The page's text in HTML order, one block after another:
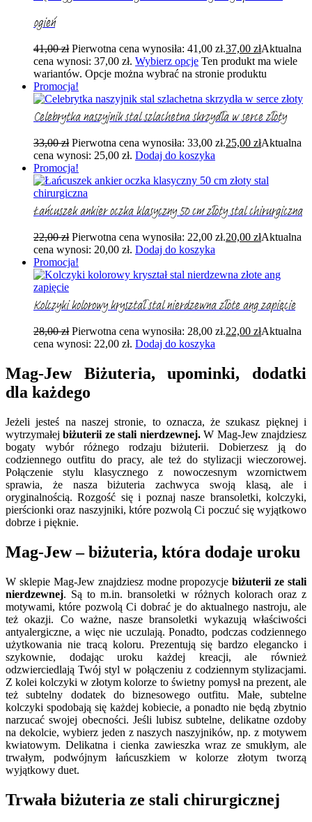
ogień
41,00zł Pierwotna cena wynosiła: 41,00 zł.37,00 złAktualna
cena wynosi: 37,00 zł. Wybierz opcje Ten produkt ma wiele
wariantów. Opcje można wybrać na stronie produktu
Promocja!
Celebrytka naszyjnik stal szlachetna skrzydła w serce złoty
33,00zł Pierwotna cena wynosiła: 33,00 zł.25,00 złAktualna
cena wynosi: 25,00 zł. Dodaj do koszyka
Promocja!
Łańcuszek ankier oczka klasyczny 50 cm złoty stal chirurgiczna
22,00zł Pierwotna cena wynosiła: 22,00 zł.20,00 złAktualna
cena wynosi: 20,00 zł. Dodaj do koszyka
Promocja!
Kolczyki kolorowy kryształ stal nierdzewna złote ang zapięcie
28,00zł Pierwotna cena wynosiła: 28,00 zł.22,00 złAktualna
cena wynosi: 22,00 zł. Dodaj do koszyka
Mag-Jew Biżuteria, upominki, dodatki
dla każdego
Jeżeli jesteś na naszej stronie, to oznacza, że szukasz pięknej i
wytrzymałejbiżuterii ze stali nierdzewnej.W Mag-Jew znajdziesz
bogaty wybór różnego rodzaju biżuterii. Dobierzesz ją do
codziennego outfitu do pracy, ale też do stylizacji wieczorowej.
Połączenie stylu klasycznego z nowoczesnym wzornictwem
sprawia, że nasza biżuteria zachwyca swoją klasą, ale i
oryginalnością. Rozgość się i poznaj nasze bransoletki, kolczyki,
pierścionki oraz naszyjniki, które pozwolą Ci poczuć się wyjątkowo
dobrze i pięknie.
Mag-Jew – biżuteria, która dodaje uroku
W sklepie Mag-Jew znajdziesz modne propozycjebiżuterii ze stali
nierdzewnej. Są to m.in. bransoletki w różnych kolorach oraz z
motywami, które pozwolą Ci dobrać je do aktualnego nastroju, ale
też okazji. Co ważne, nasze bransoletki wykazują właściwości
antyalergiczne, a więc nie uczulają. Ponadto, podczas codziennego
użytkowania nie tracą koloru. Prezentują się bardzo elegancko i
szykownie, dodając uroku każdej kreacji, ale również
odzwierciedlają Twój styl w połączeniu z codziennym stylizacjami.
Z kolei kolczyki w złotym kolorze to świetny pomysł na prezent, ale
też subtelny dodatek do biznesowego outfitu. Małe, subtelne
kolczyki spodobają się każdej kobiecie, a ponadto nie będą zbytnio
narzucać swojej obecności. Jeśli lubisz subtelne, delikatne ozdoby
na dekolcie, wybierz jeden z naszych naszyjników, np. z motywem
kwiatowym. Delikatna i cienka zawieszka wraz ze smukłym, ale
trwałym, podwójnym łańcuszkiem w kolorze złotym tworzą
wyjątkowy duet.
Trwała biżuteria ze stali chirurgicznej